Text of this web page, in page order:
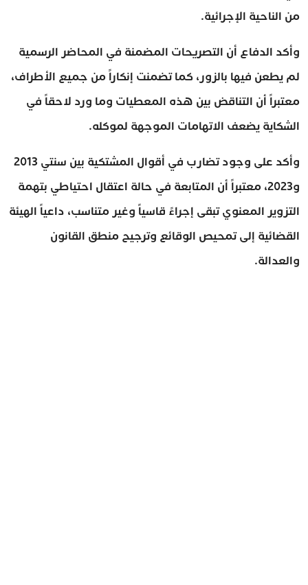
من الناحية الإجرائية.
وأكد الدفاع أن التصريحات المضمنة في المحاضر الرسمية
لم يطعن فيها بالزور، كما تضمنت إنكاراً من جميع الأطراف،
معتبراً أن التناقض بين هذه المعطيات وما ورد لاحقاً في
الشكاية يضعف الاتهامات الموجهة لموكله.
وأكد على وجود تضارب في أقوال المشتكية بين سنتي 2013
و2023، معتبراً أن المتابعة في حالة اعتقال احتياطي بتهمة
التزوير المعنوي تبقى إجراءً قاسياً وغير متناسب، داعياً الهيئة
القضائية إلى تمحيص الوقائع وترجيح منطق القانون
والعدالة.